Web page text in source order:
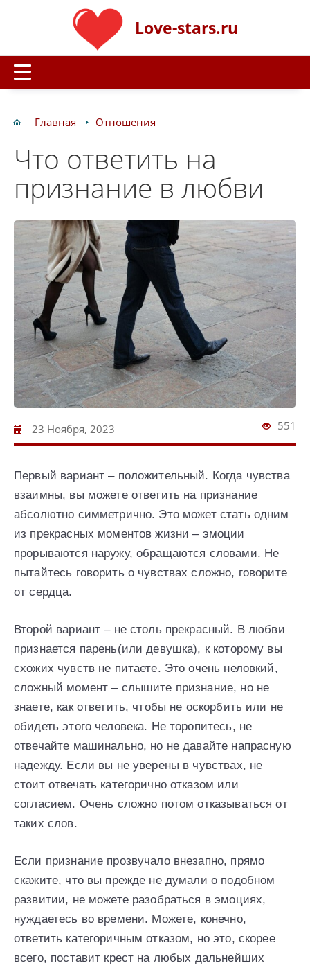
Love-stars.ru
Главная Отношения
Что ответить на
признание в любви
23 Ноября, 2023 551
Первый вариант – положительный. Когда чувства
взаимны, вы можете ответить на признание
абсолютно симметрично. Это может стать одним
из прекрасных моментов жизни – эмоции
прорываются наружу, обращаются словами. Не
пытайтесь говорить о чувствах сложно, говорите
от сердца.
Второй вариант – не столь прекрасный. В любви
признается парень(или девушка), к которому вы
схожих чувств не питаете. Это очень неловкий,
сложный момент – слышите признание, но не
знаете, как ответить, чтобы не оскорбить или не
обидеть этого человека. Не торопитесь, не
отвечайте машинально, но не давайте напрасную
надежду. Если вы не уверены в чувствах, не
стоит отвечать категорично отказом или
согласием. Очень сложно потом отказываться от
таких слов.
Если признание прозвучало внезапно, прямо
скажите, что вы прежде не думали о подобном
развитии, не можете разобраться в эмоциях,
нуждаетесь во времени. Можете, конечно,
ответить категоричным отказом, но это, скорее
всего, поставит крест на любых дальнейших